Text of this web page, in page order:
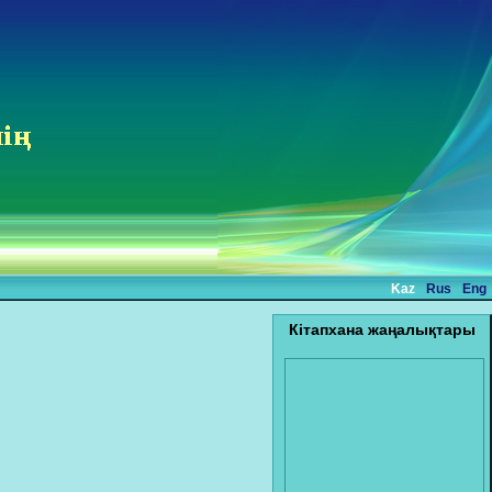
Kaz Rus Eng
Кітапхана жаңалықтары